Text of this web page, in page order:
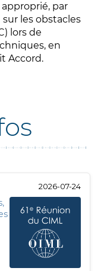
par
sur les obstacles
lors de
en
Accord.